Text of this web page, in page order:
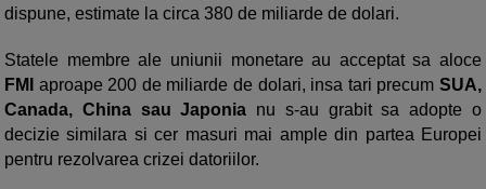
dispune, estimate la circa 380 de miliarde de dolari.
Statele membre ale uniunii monetare au acceptat sa aloce
FMI
aproape 200 de miliarde de dolari, insa tari precum SUA,
Canada, China sau Japonia nu s-au grabit sa adopte o
decizie similara si cer masuri mai ample din partea Europei
pentru rezolvarea crizei datoriilor.